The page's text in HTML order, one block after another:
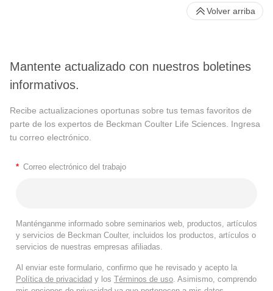
Mantente actualizado con nuestros boletines
informativos.
Recibe actualizaciones oportunas sobre tus temas favoritos de
parte de los expertos de Beckman Coulter Life Sciences. Ingresa
tu correo electrónico.
* Correo electrónico del trabajo
Manténganme informado sobre seminarios web, productos, artículos
y servicios de Beckman Coulter, incluidos los productos, artículos o
servicios de nuestras empresas afiliadas.
Al enviar este formulario, confirmo que he revisado y acepto la
Política de privacidad y los Términos de uso. Asimismo, comprendo
Volver arriba